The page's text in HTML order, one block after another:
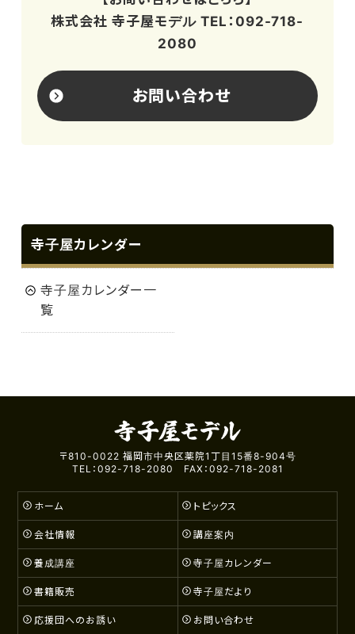
寺子屋カレンダー
寺子屋カレンダー一
覧
株式会社 寺子屋モデル TEL：092-718-
2080
お問い合わせ
〒810-0022 福岡市中央区薬院1丁目15番8-904号
TEL：092-718-2080 FAX：092-718-2081
ホーム トピックス
会社情報 講座案内
養成講座 寺子屋カレンダー
書籍販売 寺子屋だより
応援団へのお誘い お問い合わせ